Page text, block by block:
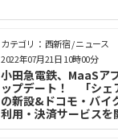
カテゴリ： 西新宿 / ニュース
小田急電鉄、MaaSア
ップデート！ 「シェ
の新設&ドコモ・バイ
利用・決済サービスを
2022年07月21日 10時00分